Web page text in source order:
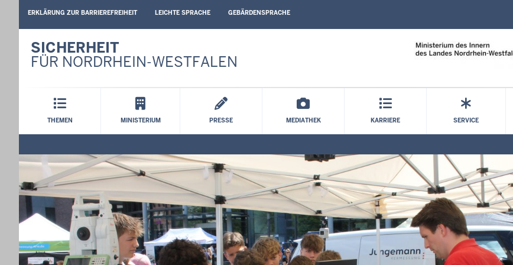
SPRACHEN
ERKLÄRUNG ZUR BARRIEREFREIHEIT LEICHTE SPRACHE GEBÄRDENSPRACHE
SICHERHEIT
FÜR NORDRHEIN-WESTFALEN
Hauptmenü
THEMEN MINISTERIUM PRESSE MEDIATHEK KARRIERE SERVICE